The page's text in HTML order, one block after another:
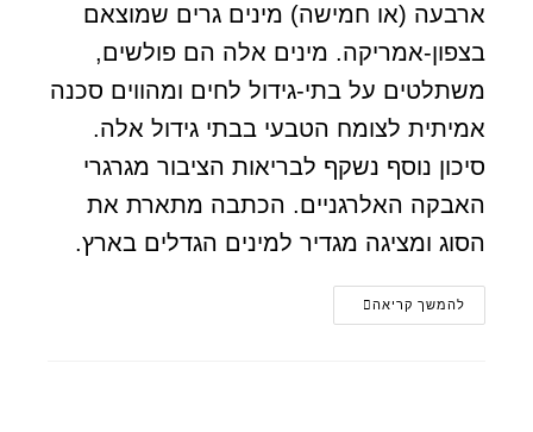
ארבעה (או חמישה) מינים גרים שמוצאם
בצפון-אמריקה. מינים אלה הם פולשים,
משתלטים על בתי-גידול לחים ומהווים סכנה
אמיתית לצומח הטבעי בבתי גידול אלה.
סיכון נוסף נשקף לבריאות הציבור מגרגרי
האבקה האלרגניים. הכתבה מתארת את
הסוג ומציגה מגדיר למינים הגדלים בארץ.
להמשך קריאה